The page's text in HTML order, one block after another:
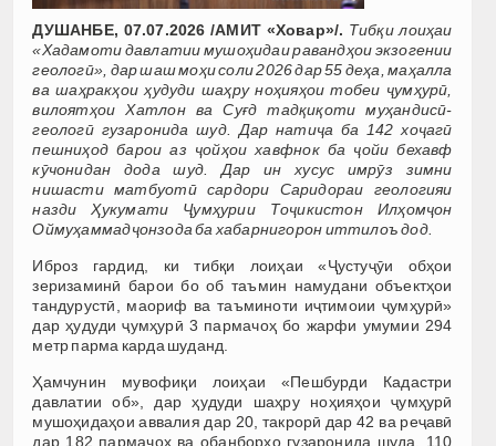
ДУШАНБЕ, 07.07.2026 /АМИТ «Ховар»/. Тибқи лоиҳаи
«Хадамоти давлатии мушоҳидаи равандҳои экзогении
геологӣ», дар шаш моҳи соли 2026 дар 55 деҳа, маҳалла
ва шаҳракҳои ҳудуди шаҳру ноҳияҳои тобеи ҷумҳурӣ,
вилоятҳои Хатлон ва Суғд тадқиқоти муҳандисӣ-
геологӣ гузаронида шуд. Дар натиҷа ба 142 хоҷагӣ
пешниҳод барои аз ҷойҳои хавфнок ба ҷойи бехавф
кӯчонидан дода шуд. Дар ин хусус имрӯз зимни
нишасти матбуотӣ сардори Саридораи геологияи
назди Ҳукумати Ҷумҳурии Тоҷикистон Илҳомҷон
Оймуҳаммадҷонзода ба хабарнигорон иттилоъ дод.
Иброз гардид, ки тибқи лоиҳаи «Ҷустуҷӯи обҳои
зеризаминӣ барои бо об таъмин намудани объектҳои
тандурустӣ, маориф ва таъминоти иҷтимоии ҷумҳурӣ»
дар ҳудуди ҷумҳурӣ 3 пармачоҳ бо жарфи умумии 294
метр парма карда шуданд.
Ҳамчунин мувофиқи лоиҳаи «Пешбурди Кадастри
давлатии об», дар ҳудуди шаҳру ноҳияҳои ҷумҳурӣ
мушоҳидаҳои аввалия дар 20, такрорӣ дар 42 ва реҷавӣ
дар 182 пармачоҳ ва обанборҳо гузаронида шуда, 110